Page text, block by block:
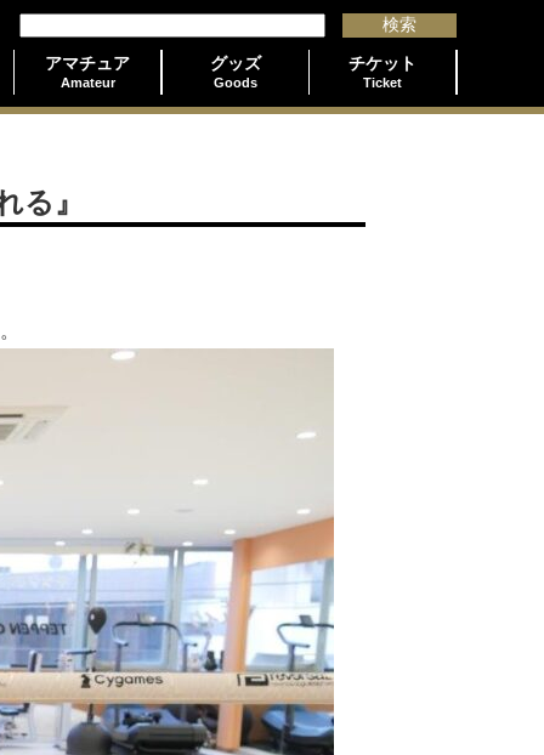
アマチュア
Amateur
グッズ
Goods
チケット
Ticket
る』